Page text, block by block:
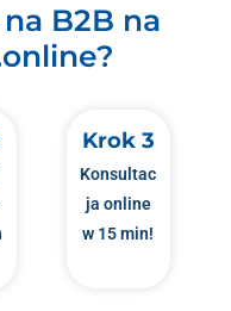
B2B na
Krok 3
Konsultac
ja online
w 15 min!